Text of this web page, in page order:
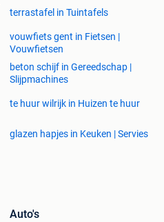
terrastafel in Tuintafels
vouwfiets gent in Fietsen |
Vouwfietsen
beton schijf in Gereedschap |
Slijpmachines
te huur wilrijk in Huizen te huur
glazen hapjes in Keuken | Servies
Auto's